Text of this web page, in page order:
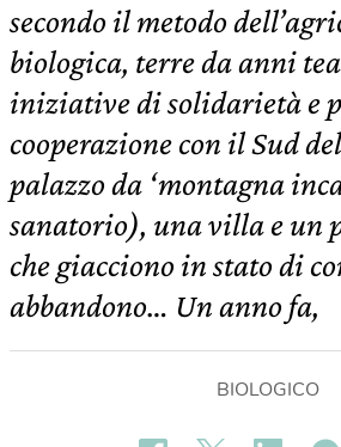
secondo il metodo
biologica, terre da anni
iniziative di solidarietà e
cooperazione con il Sud
palazzo da ‘montagna
sanatorio), una villa e un
che giacciono in stato di
abbandono… Un anno fa,
BIOLOGICO